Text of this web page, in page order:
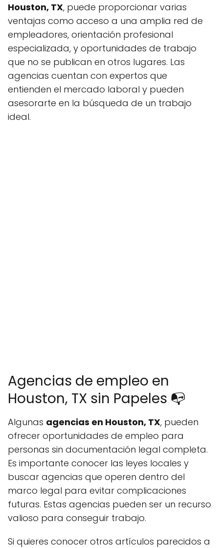
Houston, TX, puede proporcionar varias
ventajas como acceso a una amplia red de
empleadores, orientación profesional
especializada, y oportunidades de trabajo
que no se publican en otros lugares. Las
agencias cuentan con expertos que
entienden el mercado laboral y pueden
asesorarte en la búsqueda de un trabajo
ideal.
Agencias de empleo en
Houston, TX sin Papeles 📭
Algunas agencias en Houston, TX, pueden
ofrecer oportunidades de empleo para
personas sin documentación legal completa.
Es importante conocer las leyes locales y
buscar agencias que operen dentro del
marco legal para evitar complicaciones
futuras. Estas agencias pueden ser un recurso
valioso para conseguir trabajo.
Si quieres conocer otros artículos parecidos a